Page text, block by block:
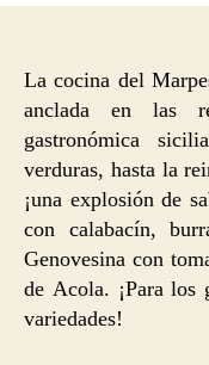
La cocina del
anclada en las
gastronómica
verduras, hasta la
¡una explosión de
con calabacín,
Genovesina con
de Acola. ¡Para los
variedades!